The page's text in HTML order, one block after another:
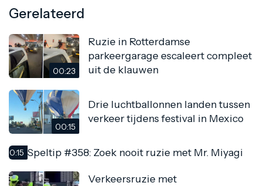
Gerelateerd
00:23
Ruzie in Rotterdamse
parkeergarage escaleert compleet
uit de klauwen
00:15
Drie luchtballonnen landen tussen
verkeer tijdens festival in Mexico
00:15 Speltip #358: Zoek nooit ruzie met Mr. Miyagi
Verkeersruzie met